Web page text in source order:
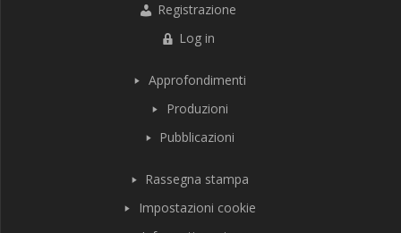
Registrazione
Log in
Approfondimenti
Produzioni
Pubblicazioni
Rassegna stampa
Impostazioni cookie